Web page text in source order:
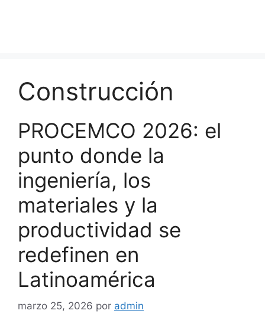
Construcción
PROCEMCO 2026: el
punto donde la
ingeniería, los
materiales y la
productividad se
redefinen en
Latinoamérica
marzo 25, 2026 por admin